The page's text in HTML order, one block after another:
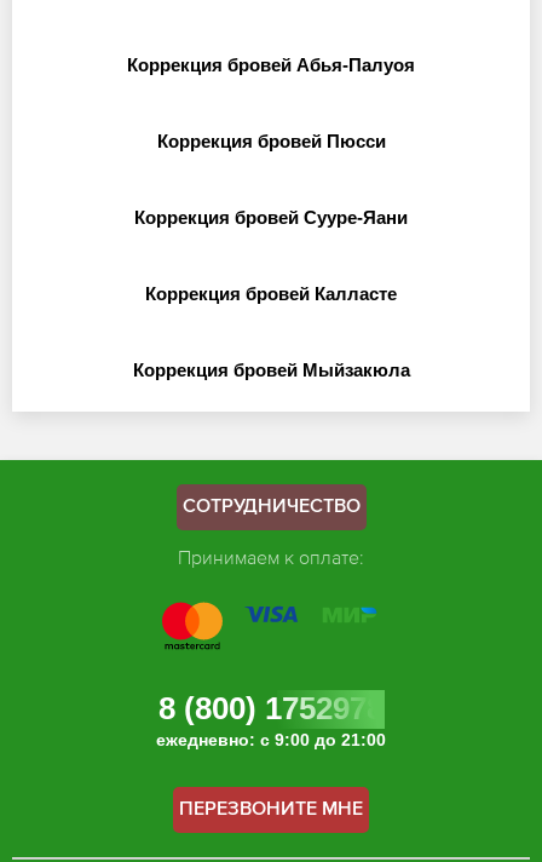
Коррекция бровей Абья-Палуоя
Коррекция бровей Пюсси
Коррекция бровей Сууре-Яани
Коррекция бровей Калласте
Коррекция бровей Мыйзакюла
СОТРУДНИЧЕСТВО
Принимаем к оплате:
8 (800) 1752978
ежедневно: с 9:00 до 21:00
ПЕРЕЗВОНИТЕ МНЕ